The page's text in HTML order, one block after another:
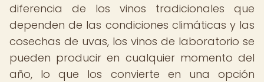
diferencia de los vinos tradicionales que
dependen de las condiciones climáticas y las
cosechas de uvas, los vinos de laboratorio se
pueden producir en cualquier momento del
año, lo que los convierte en una opción